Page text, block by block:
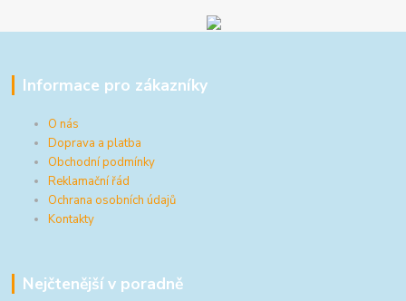
Informace pro zákazníky
O nás
Doprava a platba
Obchodní podmínky
Reklamační řád
Ochrana osobních údajů
Kontakty
Nejčtenější v poradně